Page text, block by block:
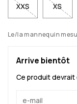
XXS XS
Le/la mannequin
Arrive bientôt
Ce produit